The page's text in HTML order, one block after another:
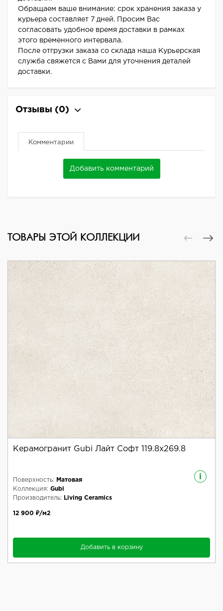
Обращаем ваше внимание: срок хранения заказа у
курьера составляет 7 дней. Просим Вас
согласовать удобное время доставки в рамках
этого временного интервала.
После отгрузки заказа со склада наша Курьерская
служба свяжется с Вами для уточнения деталей
доставки.
Отзывы (0)
Комментарии
Добавить комментарий
ТОВАРЫ ЭТОЙ КОЛЛЕКЦИИ
Керамогранит Gubi Лайт Софт 119.8x269.8
i
Поверхность:
Матовая
Коллекция: Gubi
Производитель:
Living Ceramics
12 900 ₽/м2
Добавить в корзину